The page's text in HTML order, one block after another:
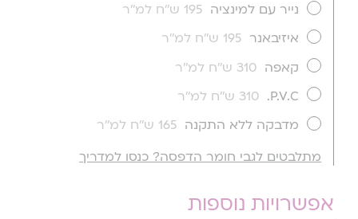
נייר עם למינציה 195 ש''ח למ''ר
איזיבאנר 195 ש''ח למ''ר
קאפה 310 ש''ח למ''ר
P.V.C.
310 ש''ח למ''ר
מדבקה ללא התקנה 165 ש''ח למ''ר
מתלבטים לגבי חומר הדפסה? כנסו למדריך
אפשרויות נוספות